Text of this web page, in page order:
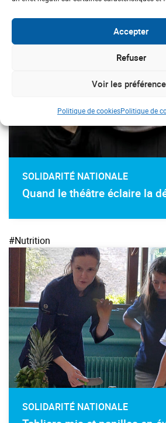
Accepter
Refuser
Voir les
Politique de cookiesPolitique de
SOLIDARITÉ NATIONALE
Quand le théâtre éclaire la
#Nutrition
SOLIDARITÉ NATIONALE